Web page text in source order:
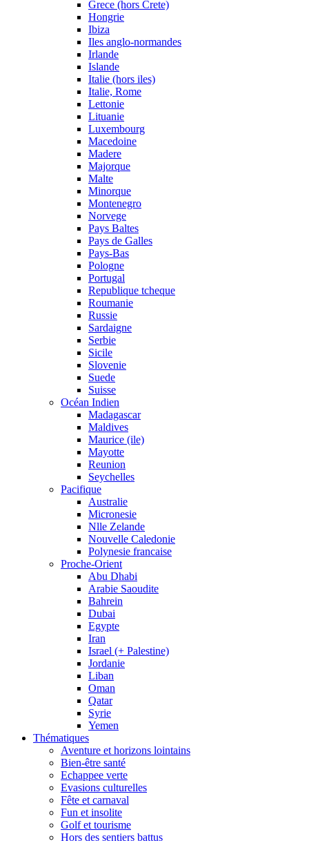
Grece (hors Crete)
Hongrie
Ibiza
Iles anglo-normandes
Irlande
Islande
Italie (hors iles)
Italie, Rome
Lettonie
Lituanie
Luxembourg
Macedoine
Madere
Majorque
Malte
Minorque
Montenegro
Norvege
Pays Baltes
Pays de Galles
Pays-Bas
Pologne
Portugal
Republique tcheque
Roumanie
Russie
Sardaigne
Serbie
Sicile
Slovenie
Suede
Suisse
Océan Indien
Madagascar
Maldives
Maurice (ile)
Mayotte
Reunion
Seychelles
Pacifique
Australie
Micronesie
Nlle Zelande
Nouvelle Caledonie
Polynesie francaise
Proche-Orient
Abu Dhabi
Arabie Saoudite
Bahrein
Dubai
Egypte
Iran
Israel (+ Palestine)
Jordanie
Liban
Oman
Qatar
Syrie
Yemen
Thématiques
Aventure et horizons lointains
Bien-être santé
Echappee verte
Evasions culturelles
Fête et carnaval
Fun et insolite
Golf et tourisme
Hors des sentiers battus